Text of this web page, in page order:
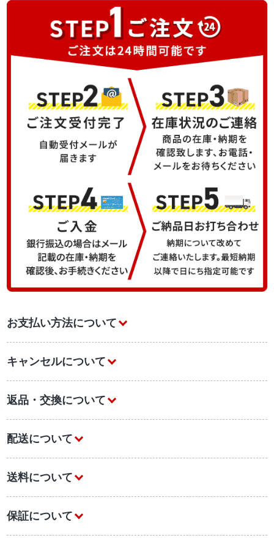
お支払い方法について
キャンセルについて
返品・交換について
配送について
送料について
保証について